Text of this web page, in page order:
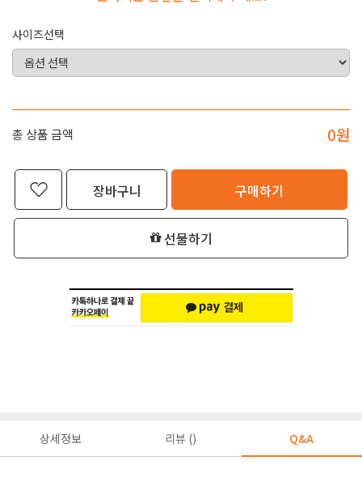
사이즈선택
총 상품 금액 0원
장바구니 구매하기
선물하기
상세정보 리뷰 () Q&A